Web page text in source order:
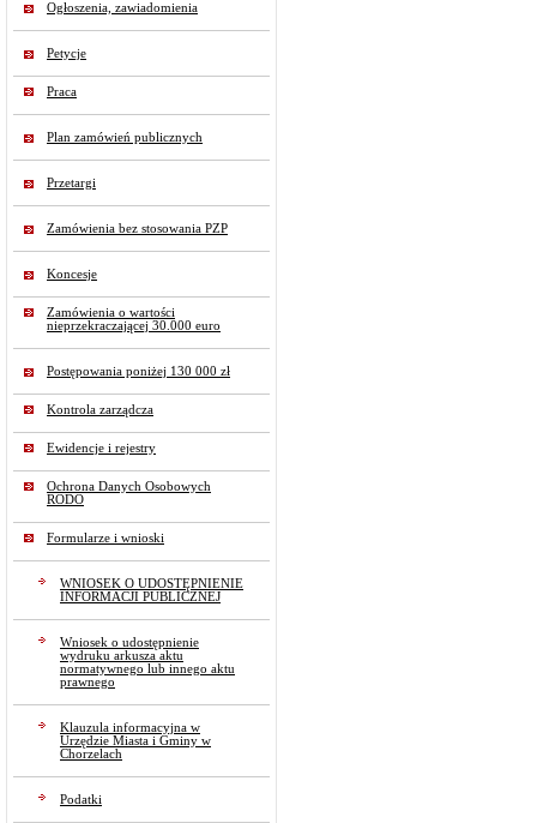
Ogłoszenia, zawiadomienia
Petycje
Praca
Plan zamówień publicznych
Przetargi
Zamówienia bez stosowania PZP
Koncesje
Zamówienia o wartości
nieprzekraczającej 30.000 euro
Postępowania poniżej 130 000 zł
Kontrola zarządcza
Ewidencje i rejestry
Ochrona Danych Osobowych
RODO
Formularze i wnioski
WNIOSEK O UDOSTĘPNIENIE
INFORMACJI PUBLICZNEJ
Wniosek o udostępnienie
wydruku arkusza aktu
normatywnego lub innego aktu
prawnego
Klauzula informacyjna w
Urzędzie Miasta i Gminy w
Chorzelach
Podatki